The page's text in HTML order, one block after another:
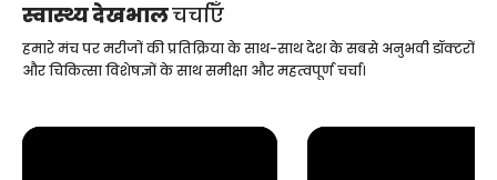
स्वास्थ्य देखभालचर्चाएँ
हमारे मंच पर मरीजों की प्रतिक्रिया के साथ-साथ देश के सबसे अनुभवी डॉक्टरों
और चिकित्सा विशेषज्ञों के साथ समीक्षा और महत्वपूर्ण चर्चा।